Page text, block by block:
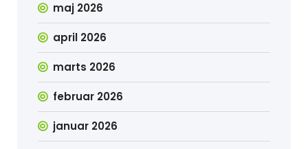
maj 2026
april 2026
marts 2026
februar 2026
januar 2026